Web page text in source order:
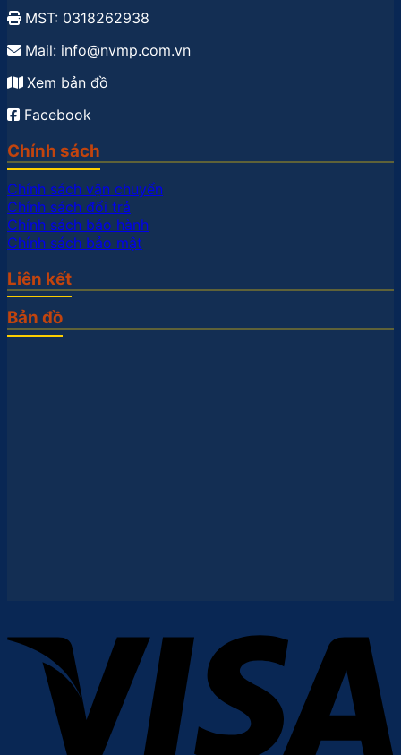
MST: 0318262938
Mail: info@nvmp.com.vn
Xem bản đồ
Facebook
Chính sách
Chính sách vận chuyển
Chính sách đổi trả
Chính sách bảo hành
Chính sách bảo mật
Liên kết
Bản đồ